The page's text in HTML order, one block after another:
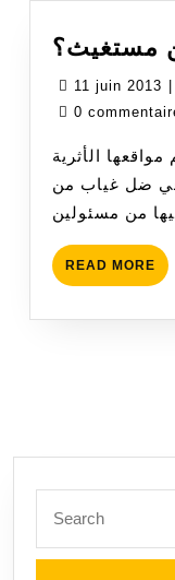
مستغيث؟
11 juin 2013 11
0
الأثرية
في ضل غياب من
من مسئولين
READ MORE
for: